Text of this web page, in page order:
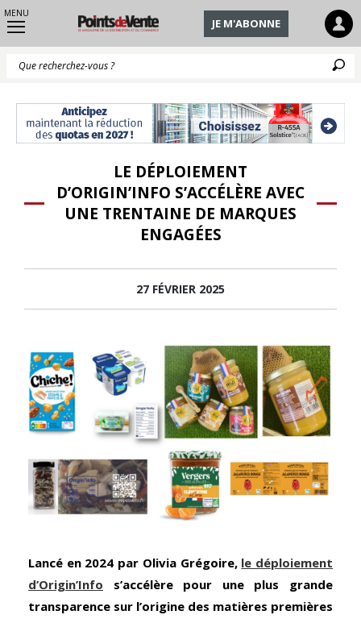
MENU
JE M'ABONNE
LE DÉPLOIEMENT
D’ORIGIN’INFO S’ACCÉLÈRE AVEC
UNE TRENTAINE DE MARQUES
ENGAGÉES
27 FÉVRIER 2025
Lancé en 2024 par Olivia Grégoire, le déploiement
d’Origin’Info s’accélère pour une plus grande
transparence sur l’origine des matières premières